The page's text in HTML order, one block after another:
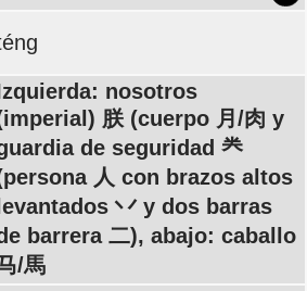
nosotros
朕 (cuerpo 月/肉 y
de seguridad 龹
人 con brazos altos
levantados 丷 y dos barras
barrera 二), abajo: caballo
/馬